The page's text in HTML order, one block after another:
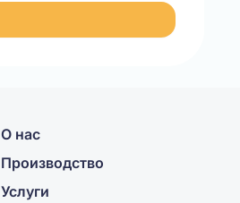
О нас
Производство
Услуги